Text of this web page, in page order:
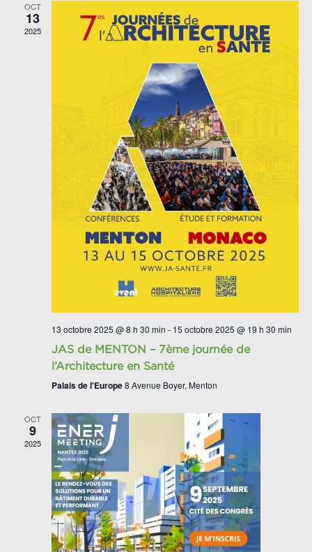
OCT
13
2025
13 octobre 2025 @ 8 h 30 min - 15 octobre 2025 @ 19 h 30 min
JAS de MENTON – 7ème journée de
l’Architecture en Santé
Palais de l'Europe8 Avenue Boyer, Menton
OCT
9
2025